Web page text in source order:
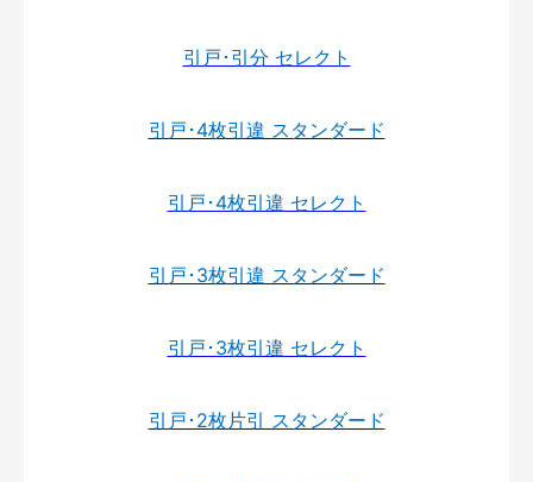
引戸･引分 セレクト
引戸･4枚引違 スタンダード
引戸･4枚引違 セレクト
引戸･3枚引違 スタンダード
引戸･3枚引違 セレクト
引戸･2枚片引 スタンダード